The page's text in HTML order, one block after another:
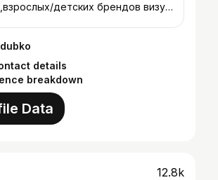
детских брендов визуал
details
breakdown
Data
12.8k